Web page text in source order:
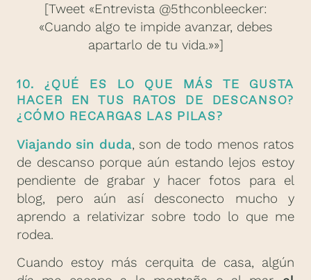
[Tweet «Entrevista @5thconbleecker:
«Cuando algo te impide avanzar, debes
apartarlo de tu vida.»»]
10. ¿QUÉ ES LO QUE MÁS TE GUSTA
HACER EN TUS RATOS DE DESCANSO?
¿CÓMO RECARGAS LAS PILAS?
Viajando sin duda, son de todo menos ratos
de descanso porque aún estando lejos estoy
pendiente de grabar y hacer fotos para el
blog, pero aún así desconecto mucho y
aprendo a relativizar sobre todo lo que me
rodea.
Cuando estoy más cerquita de casa, algún